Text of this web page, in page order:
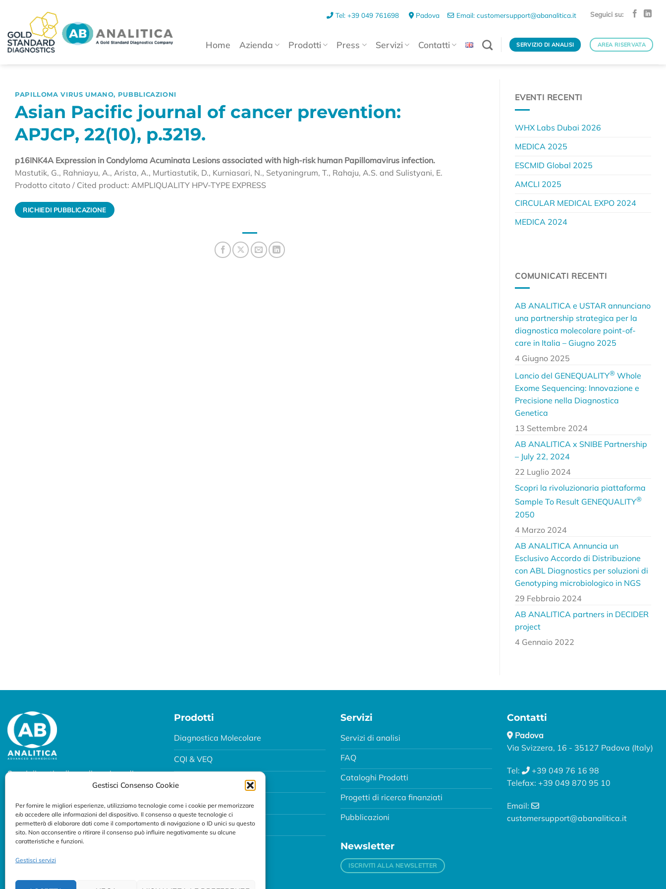
Gestisci Consenso Cookie
Per fornire le migliori esperienze, utilizziamo tecnologie come i cookie per memorizzare
e/o accedere alle informazioni del dispositivo. Il consenso a queste tecnologie ci
permetterà di elaborare dati come il comportamento di navigazione o ID unici su questo
sito. Non acconsentire o ritirare il consenso può influire negativamente su alcune
caratteristiche e funzioni.
Gestisci servizi
contenuti
Tel: +39 049 761698 Padova Email: customersupport@abanalitica.it Seguici su:
Home Azienda Prodotti Press Servizi Contatti SERVIZIO DI ANALISI AREA RISERVATA
PAPILLOMA VIRUS UMANO, PUBBLICAZIONI
Asian Pacific journal of cancer prevention:
APJCP, 22(10), p.3219.
p16INK4A Expression in Condyloma Acuminata Lesions associated with high-risk human Papillomavirus infection.
Mastutik, G., Rahniayu, A., Arista, A., Murtiastutik, D., Kurniasari, N., Setyaningrum, T., Rahaju, A.S. and Sulistyani, E.
Prodotto citato / Cited product: AMPLIQUALITY HPV-TYPE EXPRESS
RICHIEDI PUBBLICAZIONE
EVENTI RECENTI
WHX Labs Dubai 2026
MEDICA 2025
ESCMID Global 2025
AMCLI 2025
CIRCULAR MEDICAL EXPO 2024
MEDICA 2024
COMUNICATI RECENTI
AB ANALITICA e USTAR annunciano
una partnership strategica per la
diagnostica molecolare point-of-
care in Italia – Giugno 2025
4 Giugno 2025
Lancio del GENEQUALITY® Whole
Exome Sequencing: Innovazione e
Precisione nella Diagnostica
Genetica
13 Settembre 2024
AB ANALITICA x SNIBE Partnership
– July 22, 2024
22 Luglio 2024
Scopri la rivoluzionaria piattaforma
Sample To Result GENEQUALITY®
2050
4 Marzo 2024
AB ANALITICA Annuncia un
Esclusivo Accordo di Distribuzione
con ABL Diagnostics per soluzioni di
Genotyping microbiologico in NGS
29 Febbraio 2024
AB ANALITICA partners in DECIDER
project
4 Gennaio 2022
Specializzati nella realizzazione di
soluzioni diagnostiche per uso
Seguici su:
Prodotti
Diagnostica Molecolare
CQI & VEQ
Biobanking
Fertility e PMA
Breath Test
Servizi
Servizi di analisi
FAQ
Cataloghi Prodotti
Progetti di ricerca finanziati
Pubblicazioni
Newsletter
ISCRIVITI ALLA NEWSLETTER
Contatti
Padova
Via Svizzera, 16 - 35127 Padova (Italy)
Tel:
+39 049 76 16 98
Telefax: +39 049 870 95 10
Email:
customersupport@abanalitica.it